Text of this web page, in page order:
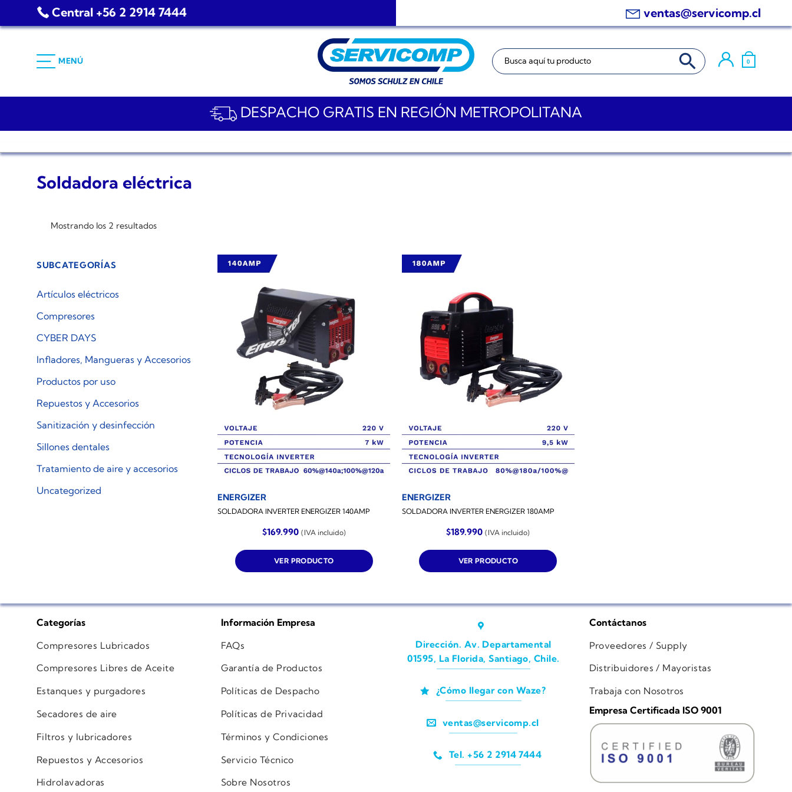
Central +56 2 2914 7444 ventas@servicomp.cl
MENÚ
Buscar: BOTÓN DE BÚSQUEDA
0
DESPACHO GRATIS EN REGIÓN METROPOLITANA
Soldadora eléctrica
Mostrando los 2 resultados
SUBCATEGORÍAS
Artículos eléctricos
Compresores
CYBER DAYS
Infladores, Mangueras y Accesorios
Productos por uso
Repuestos y Accesorios
Sanitización y desinfección
Sillones dentales
Tratamiento de aire y accesorios
Uncategorized
ENERGIZER
SOLDADORA INVERTER ENERGIZER 140AMP
$169.990 (IVA incluido)
VER PRODUCTO
ENERGIZER
SOLDADORA INVERTER ENERGIZER 180AMP
$189.990 (IVA incluido)
VER PRODUCTO
Categorías
Compresores Lubricados
Compresores Libres de Aceite
Estanques y purgadores
Secadores de aire
Filtros y lubricadores
Repuestos y Accesorios
Hidrolavadoras
Información Empresa
FAQs
Garantía de Productos
Políticas de Despacho
Políticas de Privacidad
Términos y Condiciones
Servicio Técnico
Sobre Nosotros
Dirección. Av. Departamental
01595, La Florida, Santiago, Chile.
¿Cómo llegar con Waze?
ventas@servicomp.cl
Tel. +56 2 2914 7444
Contáctanos
Proveedores / Supply
Distribuidores / Mayoristas
Trabaja con Nosotros
Empresa Certificada ISO 9001